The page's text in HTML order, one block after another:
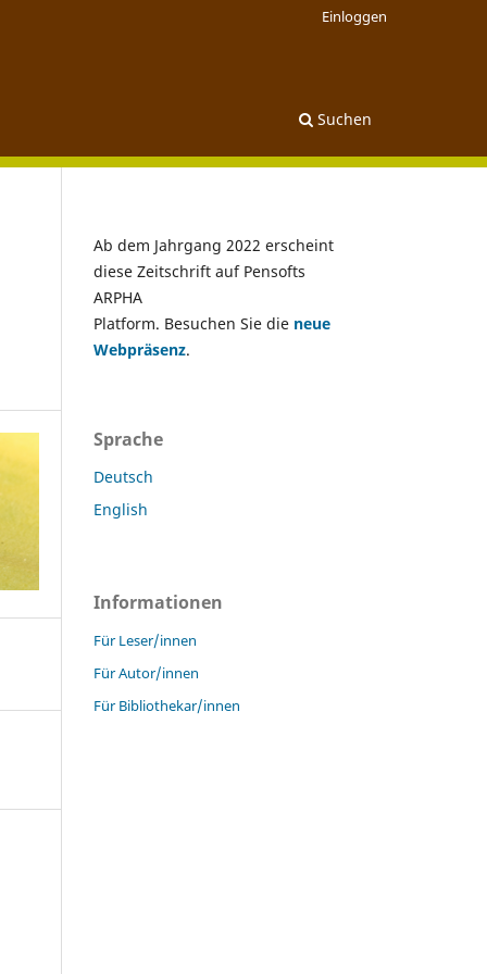
Suchen
Einloggen
Ab dem Jahrgang 2022 erscheint
diese Zeitschrift auf Pensofts
ARPHA
Platform. Besuchen Sie die neue
Webpräsenz.
Sprache
Deutsch
English
Informationen
Für Leser/innen
Für Autor/innen
Für Bibliothekar/innen